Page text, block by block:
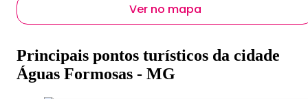
Ver no mapa
Principais pontos turísticos da cidade
Águas Formosas - MG